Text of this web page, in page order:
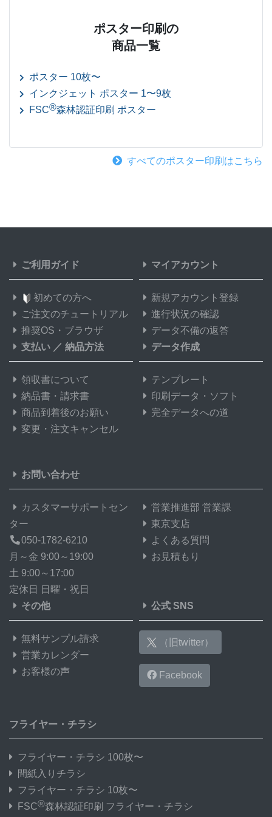
ポスター印刷の
商品一覧
ポスター 10枚〜
インクジェット ポスター 1〜9枚
FSC®森林認証印刷 ポスター
すべてのポスター印刷はこちら
ご利用ガイド
初めての方へ
ご注文のチュートリアル
推奨OS・ブラウザ
マイアカウント
新規アカウント登録
進行状況の確認
データ不備の返答
支払い ／ 納品方法
領収書について
納品書・請求書
商品到着後のお願い
変更・注文キャンセル
データ作成
テンプレート
印刷データ・ソフト
完全データへの道
お問い合わせ
カスタマーサポートセン
ター
050-1782-6210
月～金 9:00～19:00
土 9:00～17:00
定休日 日曜・祝日
営業推進部 営業課
東京支店
よくある質問
お見積もり
その他
無料サンプル請求
営業カレンダー
お客様の声
公式 SNS
（旧twitter）
Facebook
フライヤー・チラシ
フライヤー・チラシ 100枚〜
間紙入りチラシ
フライヤー・チラシ 10枚〜
FSC®森林認証印刷 フライヤー・チラシ